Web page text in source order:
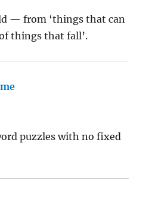
— from ‘things that can
things that fall’.
puzzles with no fixed